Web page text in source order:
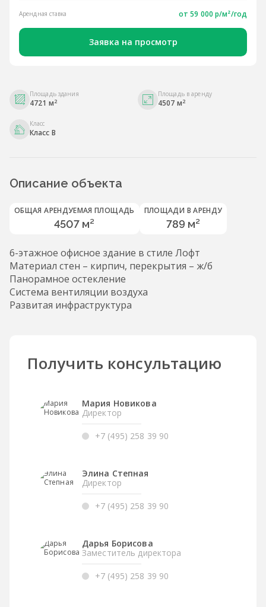
Арендная ставка от59 000 р/м²/год
Заявка на просмотр
Площадь здания
4721 м2
Площадь в аренду
4507 м2
Класс
Класс B
Описание объекта
ОБЩАЯ АРЕНДУЕМАЯ ПЛОЩАДЬ
4507 м²
ПЛОЩАДИ В АРЕНДУ
789 м²
6-этажное офисное здание в стиле Лофт
Материал стен – кирпич, перекрытия – ж/б
Панорамное остекление
Система вентиляции воздуха
Развитая инфраструктура
Получить консультацию
Мария Новикова
Директор
+7 (495) 258 39 90
Элина Степная
Директор
+7 (495) 258 39 90
Дарья Борисова
Заместитель директора
+7 (495) 258 39 90